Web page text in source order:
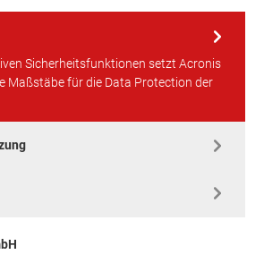
Sicherheitsfunktionen setzt Acronis
Maßstäbe für die Data Protection der